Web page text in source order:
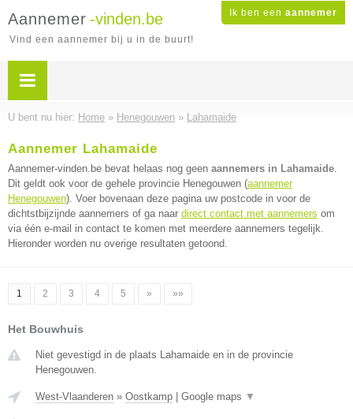
Ik ben een aannemer
Aannemer -vinden.be
Vind een aannemer bij u in de buurt!
U bent nu hier: Home » Henegouwen » Lahamaide
Aannemer Lahamaide
Aannemer-vinden.be bevat helaas nog geen aannemers in Lahamaide.
Dit geldt ook voor de gehele provincie Henegouwen (aannemer
Henegouwen). Voer bovenaan deze pagina uw postcode in voor de
dichtstbijzijnde aannemers of ga naar direct contact met aannemers om
via één e-mail in contact te komen met meerdere aannemers tegelijk.
Hieronder worden nu overige resultaten getoond.
1 2 3 4 5 » »»
Het Bouwhuis
Niet gevestigd in de plaats Lahamaide en in de provincie
Henegouwen.
West-Vlaanderen » Oostkamp Google maps ▼